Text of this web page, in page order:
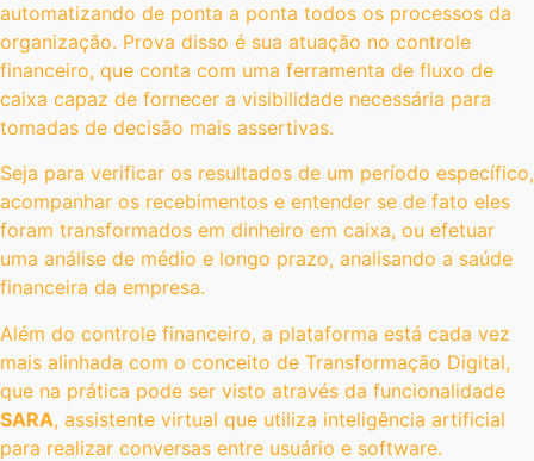
automatizando de ponta a ponta todos os processos da
organização. Prova disso é sua atuação no controle
financeiro, que conta com uma ferramenta de fluxo de
caixa capaz de fornecer a visibilidade necessária para
tomadas de decisão mais assertivas.
Seja para verificar os resultados de um período específico,
acompanhar os recebimentos e entender se de fato eles
foram transformados em dinheiro em caixa, ou efetuar
uma análise de médio e longo prazo, analisando a saúde
financeira da empresa.
Além do controle financeiro, a plataforma está cada vez
mais alinhada com o conceito de Transformação Digital,
que na prática pode ser visto através da funcionalidade
SARA, assistente virtual que utiliza inteligência artificial
para realizar conversas entre usuário e software.